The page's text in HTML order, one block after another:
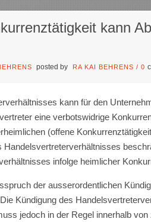
kann
posted by RA KAI BEHRENS / 0
kann für den
eine verbotswidrige
(offene
infolge heimlicher
der ausserordentlichen
Kündigung des
jedoch in der Regel innerhalb